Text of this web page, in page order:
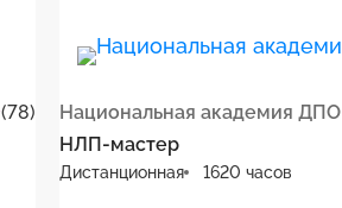
(78)
Национальная академия ДПО
НЛП-мастер
Дистанционная 1620 часов